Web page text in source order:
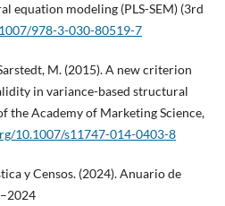
equation modeling (PLS-SEM) (3rd
978-3-030-80519-7
M. (2015). A new criterion
in variance-based structural
the Academy of Marketing Science,
10.1007/s11747-014-0403-8
y Censos. (2024). Anuario de